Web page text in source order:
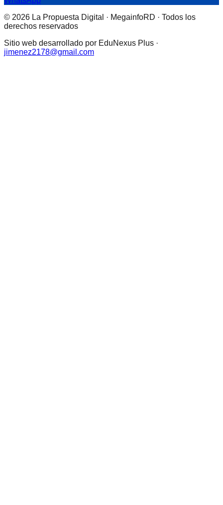
© 2026 La Propuesta Digital · MegainfoRD · Todos los
derechos reservados
Sitio web desarrollado por EduNexus Plus ·
jimenez2178@gmail.com